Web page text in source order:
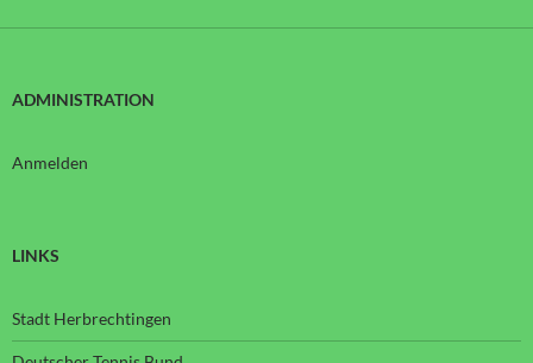
ADMINISTRATION
Anmelden
LINKS
Stadt Herbrechtingen